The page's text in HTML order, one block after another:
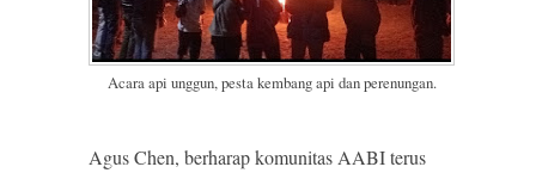
Acara api unggun, pesta kembang api dan perenungan.
Agus Chen, berharap komunitas AABI terus